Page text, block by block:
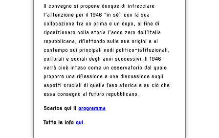
Il convegno si propone dunque di intrecciare
l’attenzione per il 1946 “in sé” con la sua
collocazione tra un prima e un dopo, al fine di
riposizionare nella storia l’anno zero dell’Italia
repubblicana, riflettendo sulle sue origini e al
contempo sui principali nodi politico-istituzionali,
culturali e sociali degli anni successivi. Il 1946
verrà cioè inteso come un osservatorio dal quale
proporre una riflessione e una discussione sugli
aspetti cruciali di quella fase storica e su ciò che
essa consegnò al futuro repubblicano.
Scarica qui il programma
Tutte le info qui